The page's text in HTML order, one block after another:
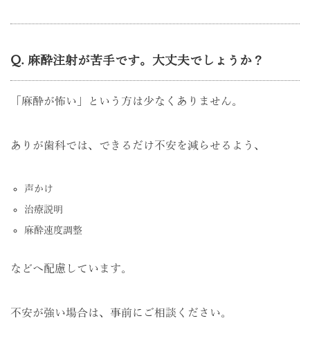
Q. 麻酔注射が苦手です。大丈夫でしょうか？
「麻酔が怖い」という方は少なくありません。
ありが歯科では、できるだけ不安を減らせるよう、
声かけ
治療説明
麻酔速度調整
などへ配慮しています。
不安が強い場合は、事前にご相談ください。